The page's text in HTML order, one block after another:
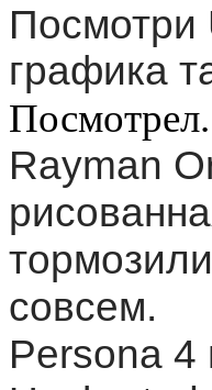
Посмотри
графика
Посмотрел.
Rayman
совсем.
Persona 4